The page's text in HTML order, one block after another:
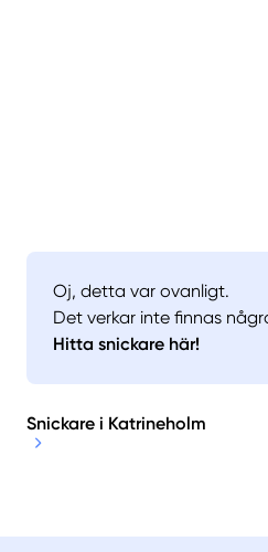
Oj, detta var ovanligt.
Det verkar inte finnas
Hitta snickare här!
Snickare i Katrineholm